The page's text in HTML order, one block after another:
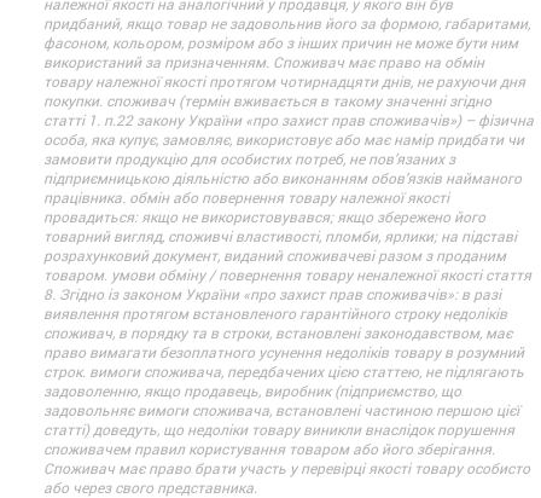
придбаний, якщо товар не задовольнив його за формою, габаритами,
фасоном, кольором, розміром або з інших причин не може бути ним
використаний за призначенням. Споживач має право на обмін
товару належної якості протягом чотирнадцяти днів, не рахуючи дня
покупки. споживач (термін вживається в такому значенні згідно
статті 1. п.22 закону України «про захист прав споживачів») – фізична
особа, яка купує, замовляє, використовує або має намір придбати чи
замовити продукцію для особистих потреб, не пов’язаних з
підприємницькою діяльністю або виконанням обов’язків найманого
працівника. обмін або повернення товару належної якості
провадиться: якщо не використовувався; якщо збережено його
товарний вигляд, споживчі властивості, пломби, ярлики; на підставі
розрахунковий документ, виданий споживачеві разом з проданим
товаром. умови обміну / повернення товару неналежної якості стаття
8. Згідно із законом України «про захист прав споживачів»: в разі
виявлення протягом встановленого гарантійного строку недоліків
споживач, в порядку та в строки, встановлені законодавством, має
право вимагати безоплатного усунення недоліків товару в розумний
строк. вимоги споживача, передбачених цією статтею, не підлягають
задоволенню, якщо продавець, виробник (підприємство, що
задовольняє вимоги споживача, встановлені частиною першою цієї
статті) доведуть, що недоліки товару виникли внаслідок порушення
споживачем правил користування товаром або його зберігання.
Споживач має право брати участь у перевірці якості товару особисто
або через свого представника.